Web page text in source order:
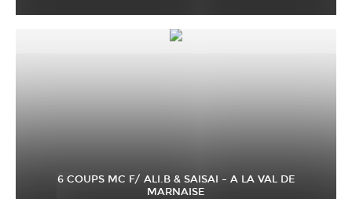
6 COUPS MC F/ ALI.B & SAISAI – A LA VAL DE
MARNAISE